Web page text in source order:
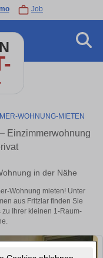
Job
WOHNUNG-MIETEN
Einzimmerwohnung
in der Nähe
Wohnung mieten! Unter
aus Fritzlar finden Sie
zu Ihrer kleinen 1-Raum-